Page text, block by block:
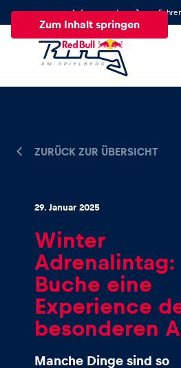
Zum Inhalt springen
Anfrage senden
News
Alle anzeigen
ZURÜCK ZUR ÜBERSICHT
29. Januar 2025
Winter
Adrenalintag:
Buche eine
Experience
besonderen
Manche Dinge sind so